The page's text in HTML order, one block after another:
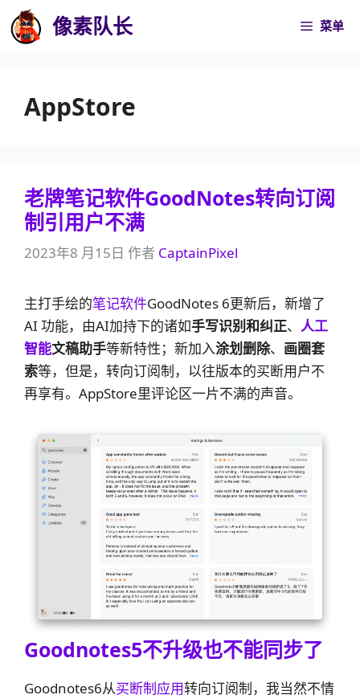
至
像素队长 菜单
AppStore
老牌笔记软件GoodNotes转向订阅
制引用户不满
2023年8 月15日 作者 CaptainPixel
主打手绘的笔记软件GoodNotes 6更新后，新增了
AI 功能，由AI加持下的诸如手写识别和纠正、 人工
智能文稿助手等新特性；新加入涂划删除、 画圈套
索等，但是，转向订阅制，以往版本的买断用户不
再享有。AppStore里评论区一片不满的声音。
Goodnotes5不升级也不能同步了
Goodnotes6从买断制应用转向订阅制，我当然不情